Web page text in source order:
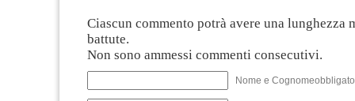
Ciascun commento potrà avere una lunghezza
battute.
Non sono ammessi commenti consecutivi.
Nome e